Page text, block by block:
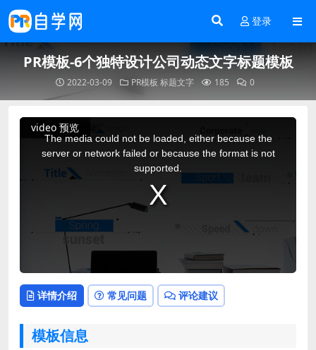
登录
PR模板-6个独特设计公司动态文字标题模板
2022-03-09 PR模板 标题文字 185 0
video 预览
This
The media could not be loaded, either because the
server or network failed or because the format is not
supported.
详情介绍 常见问题 评论建议
模板信息